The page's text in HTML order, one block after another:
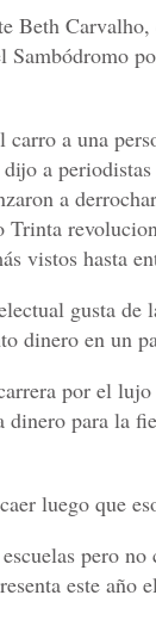
Beth Carvalho,
carro a una
a
a
Trinta
vistos hasta
gusta de
dinero en un
por el
dinero para la
luego que
pero
este año